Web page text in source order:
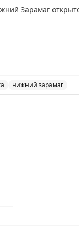
Зарамаг
нижний зарамаг